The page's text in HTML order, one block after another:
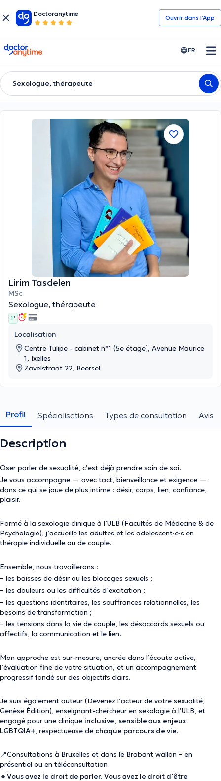
Doctoranytime
Ouvrir dans l’App
doctoranytime FR
Sexologue, thérapeute
Lirim Tasdelen
MSc
Sexologue, thérapeute
1 '
Localisation
Centre Tulipe - cabinet n°1 (5e étage), Avenue Maurice
1, Ixelles
Zavelstraat 22, Beersel
Profil Spécialisations Types de consultation Avis
Description
Oser parler de sexualité, c’est déjà prendre soin de soi.
Je vous accompagne — avec tact, bienveillance et exigence —
dans ce qui se joue de plus intime : désir, corps, lien, confiance,
plaisir.
Formé à la sexologie clinique à l’ULB (Facultés de Médecine & de
Psychologie), j’accueille les adultes et les adolescent·e·s en
thérapie individuelle ou de couple.
Ensemble, nous travaillerons :
– les baisses de désir ou les blocages sexuels ;
– les douleurs ou les difficultés d’excitation ;
– les questions identitaires, les souffrances relationnelles, les
besoins de transformation ;
– les tensions dans la vie de couple, les désaccords sexuels ou
affectifs, la communication et le lien.
Mon approche est sur-mesure, ancrée dans l’écoute active,
l’évaluation fine de votre situation, et un accompagnement
progressif fondé sur des objectifs clairs.
Je suis également auteur (Devenez l’acteur de votre sexualité,
Genèse Édition), enseignant-chercheur en sexologie à l’ULB, et
engagé pour une clinique inclusive, sensible aux enjeux
LGBTQIA+, respectueuse de chaque parcours de vie.
📍Consultations à Bruxelles et dans le Brabant wallon – en
présentiel ou en téléconsultation
🔸Vous avez le droit de parler. Vous avez le droit d’être